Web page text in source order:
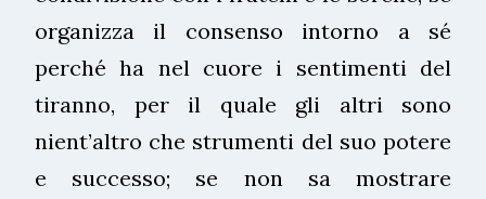
organizza il consenso intorno a sé
perché ha nel cuore i sentimenti del
tiranno, per il quale gli altri sono
nient’altro che strumenti del suo potere
e successo; se non sa mostrare